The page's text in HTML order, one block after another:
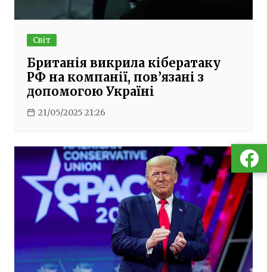
Світ
Британія викрила кібератаку
РФ на компанії, пов’язані з
допомогою Україні
21/05/2025 21:26